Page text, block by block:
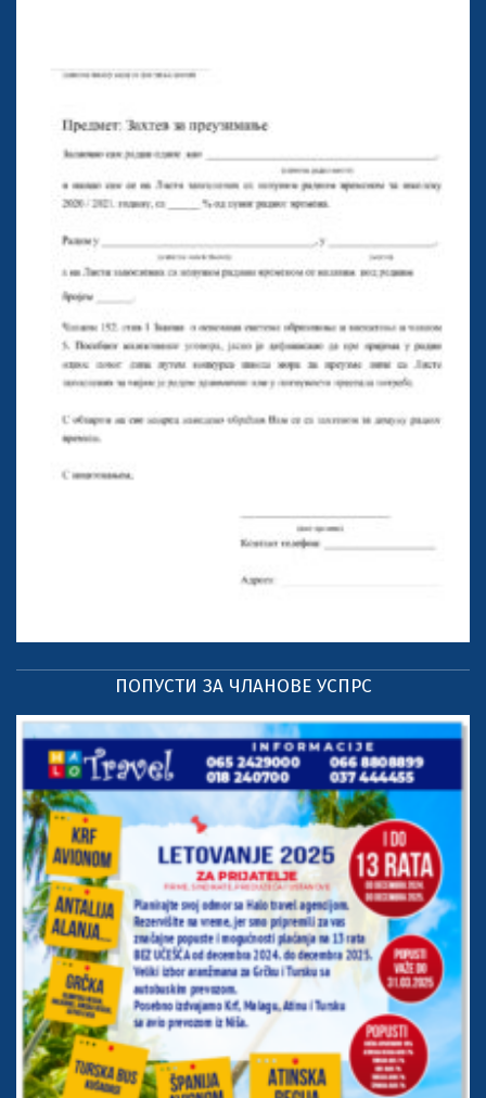
ПОПУСТИ ЗА ЧЛАНОВЕ УСПРС